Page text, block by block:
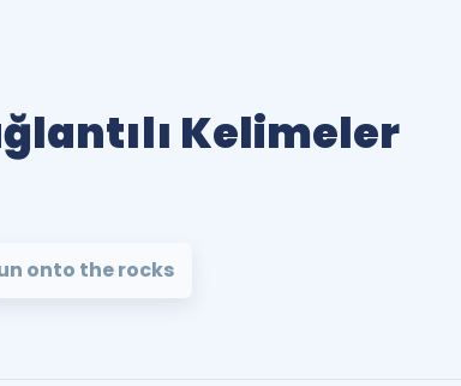
Kelimeler
onto the rocks